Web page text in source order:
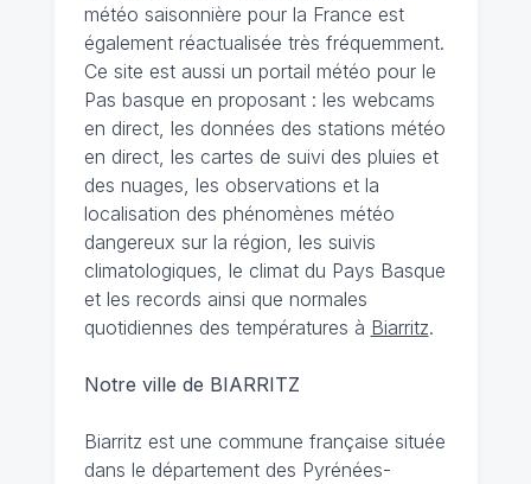
météo saisonnière pour la France est
également réactualisée très fréquemment.
Ce site est aussi un portail météo pour le
Pas basque en proposant : les webcams
en direct, les données des stations météo
en direct, les cartes de suivi des pluies et
des nuages, les observations et la
localisation des phénomènes météo
dangereux sur la région, les suivis
climatologiques, le climat du Pays Basque
et les records ainsi que normales
quotidiennes des températures à Biarritz.
Notre ville de BIARRITZ
Biarritz est une commune française située
dans le département des Pyrénées-